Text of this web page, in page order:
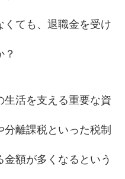
くても、退職金を受け
？
生活を支える重要な資
離課税といった税制
額が多くなるという